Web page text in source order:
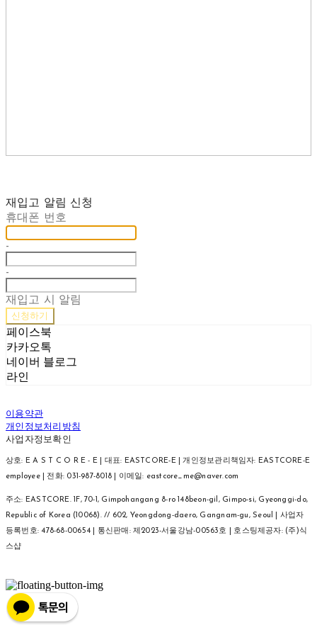
재입고 알림 신청
휴대폰 번호
-
-
재입고 시 알림
신청하기
페이스북
카카오톡
네이버 블로그
라인
이용약관
개인정보처리방침
사업자정보확인
상호: E A S T C O R E - E | 대표: EASTCORE-E | 개인정보관리책임자: EASTCORE-E
employee | 전화: 031-987-8018 | 이메일: eastcore_me@naver.com
주소: EASTCORE. 1F, 70-1, Gimpohangang 8-ro 148beon-gil, Gimpo-si, Gyeonggi-do,
Republic of Korea (10068). // 602, Yeongdong-daero, Gangnam-gu, Seoul | 사업자
등록번호:478-68-00654| 통신판매: 제2023-서울강남-00563호
| 호스팅제공자: (주)식
스샵